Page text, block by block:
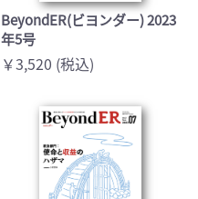
BeyondER(ビヨンダー) 2023
年5号
￥3,520 (税込)